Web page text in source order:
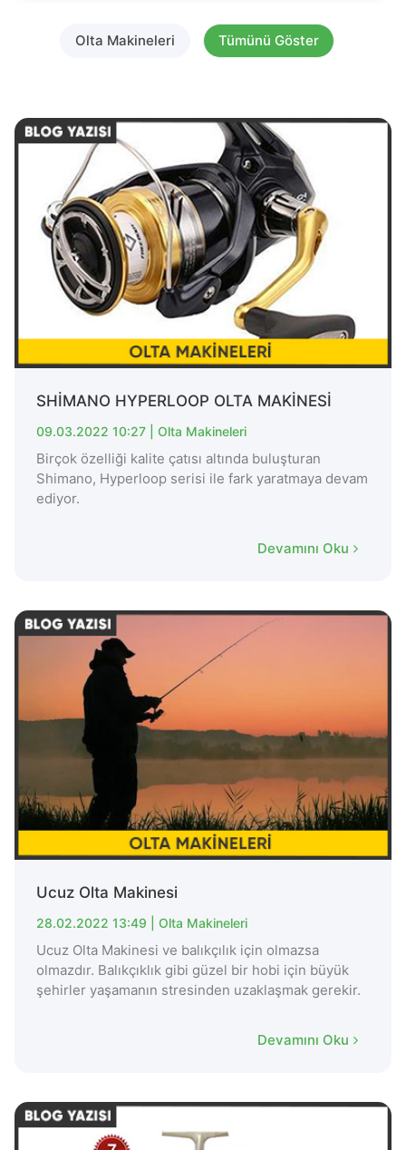
Olta Makineleri Tümünü Göster
SHİMANO HYPERLOOP OLTA MAKİNESİ
09.03.2022 10:27 | Olta Makineleri
Birçok özelliği kalite çatısı altında buluşturan
Shimano, Hyperloop serisi ile fark yaratmaya devam
ediyor.
Devamını Oku
Ucuz Olta Makinesi
28.02.2022 13:49 | Olta Makineleri
Ucuz Olta Makinesi ve balıkçılık için olmazsa
olmazdır. Balıkçıklık gibi güzel bir hobi için büyük
şehirler yaşamanın stresinden uzaklaşmak gerekir.
Devamını Oku